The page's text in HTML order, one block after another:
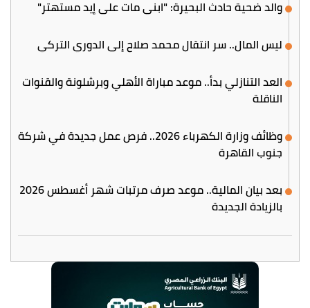
والد ضحية حادث البحيرة: "ابني مات على إيد مستهتر"
ليس المال.. سر انتقال محمد صلاح إلى الدوري التركي
العد التنازلي بدأ.. موعد مباراة الأهلي وبرشلونة والقنوات
الناقلة
وظائف وزارة الكهرباء 2026.. فرص عمل جديدة في شركة
جنوب القاهرة
بعد بيان المالية.. موعد صرف مرتبات شهر أغسطس 2026
بالزيادة الجديدة